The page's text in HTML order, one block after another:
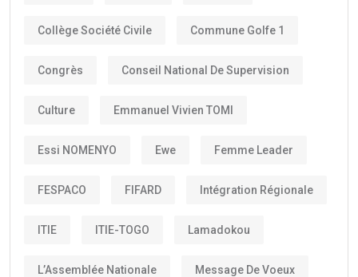
Collège Société Civile Commune Golfe 1
Congrès Conseil National De Supervision
Culture Emmanuel Vivien TOMI
Essi NOMENYO Ewe Femme Leader
FESPACO FIFARD Intégration Régionale
ITIE ITIE-TOGO Lamadokou
L’Assemblée Nationale Message De Voeux